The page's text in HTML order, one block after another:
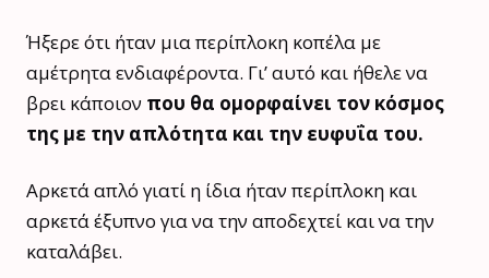
Ήξερε ότι ήταν μια περίπλοκη κοπέλα με
αμέτρητα ενδιαφέροντα. Γι’ αυτό και ήθελε να
βρει κάποιον που θα ομορφαίνει τον κόσμος
της με την απλότητα και την ευφυΐα του.
Αρκετά απλό γιατί η ίδια ήταν περίπλοκη και
αρκετά έξυπνο για να την αποδεχτεί και να την
καταλάβει.